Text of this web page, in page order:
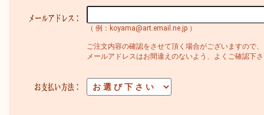
（ 例：koyama@art.email.ne.jp ）
ご注文内容の確認をさせて頂く場合がございますので、
メールアドレスはお間違えのないよう、よくご確認下